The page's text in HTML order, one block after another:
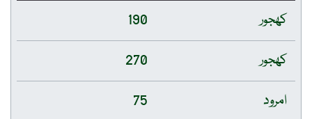
کھجور
190
کھجور
270
امرود
75